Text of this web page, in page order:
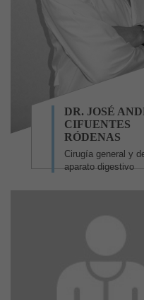
DR. JOSÉ
CIFUENTES
RÓDENAS
Cirugía general y
aparato digestivo